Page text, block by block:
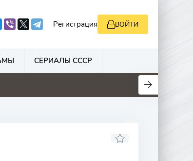
Регистрация ВОЙТИ
СЕРИАЛЫ СССР